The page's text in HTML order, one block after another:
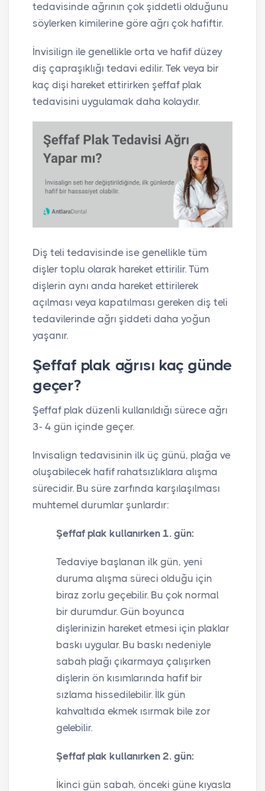
tedavisinde ağrının çok şiddetli olduğunu
söylerken kimilerine göre ağrı çok hafiftir.
İnvisilign ile genellikle orta ve hafif düzey
diş çapraşıklığı tedavi edilir. Tek veya bir
kaç dişi hareket ettirirken şeffaf plak
tedavisini uygulamak daha kolaydır.
Diş teli tedavisinde ise genellikle tüm
dişler toplu olarak hareket ettirilir. Tüm
dişlerin aynı anda hareket ettirilerek
açılması veya kapatılması gereken diş teli
tedavilerinde ağrı şiddeti daha yoğun
yaşanır.
Şeffaf plak ağrısı kaç günde
geçer?
Şeffaf plak düzenli kullanıldığı sürece ağrı
3- 4 gün içinde geçer.
Invisalign tedavisinin ilk üç günü, plağa ve
oluşabilecek hafif rahatsızlıklara alışma
sürecidir. Bu süre zarfında karşılaşılması
muhtemel durumlar şunlardır:
Şeffaf plak kullanırken 1. gün:
Tedaviye başlanan ilk gün, yeni
duruma alışma süreci olduğu için
biraz zorlu geçebilir. Bu çok normal
bir durumdur. Gün boyunca
dişlerinizin hareket etmesi için plaklar
baskı uygular. Bu baskı nedeniyle
sabah plağı çıkarmaya çalışırken
dişlerin ön kısımlarında hafif bir
sızlama hissedilebilir. İlk gün
kahvaltıda ekmek ısırmak bile zor
gelebilir.
Şeffaf plak kullanırken 2. gün:
İkinci gün sabah, önceki güne kıyasla